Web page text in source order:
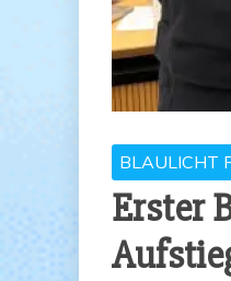
BLAULICHT
Ers­ter